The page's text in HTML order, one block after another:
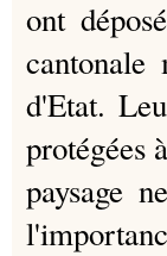
ont
cantonale
d'Etat.
protégées
paysage